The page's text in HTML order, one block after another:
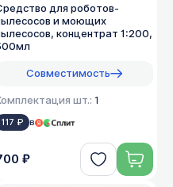
для роботов-
и моющих
концентрат 1:200,
Совместимость
шт.: 1
117 ₽ в
₽